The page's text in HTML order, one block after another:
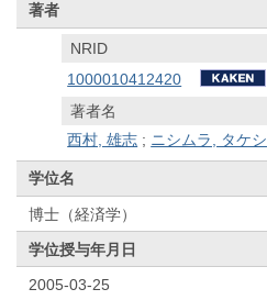
著者
NRID
1000010412420
著者名
西村, 雄志 ; ニシムラ, タケシ
学位名
博士（経済学）
学位授与年月日
2005-03-25